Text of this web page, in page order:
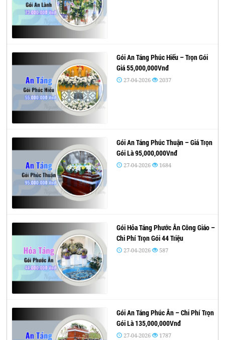
Gói An Táng Phúc Hiếu – Trọn Gói
Giá 55,000,000Vnđ
27-04-2026 2037
Gói An Táng Phúc Thuận – Giá Trọn
Gói Là 95,000,000Vnđ
27-04-2026 1684
Gói Hỏa Táng Phước Ân Công Giáo –
Chi Phí Trọn Gói 44 Triệu
27-04-2026 587
Gói An Táng Phúc Ân – Chi Phí Trọn
Gói Là 135,000,000Vnđ
27-04-2026 1787